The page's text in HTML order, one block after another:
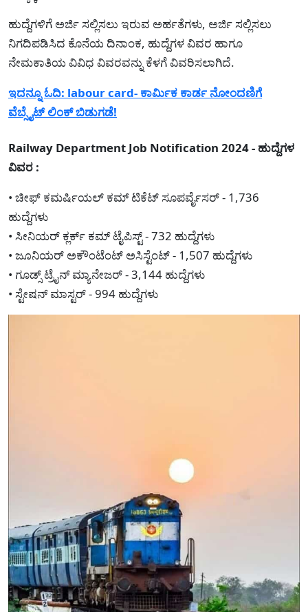
ಹುದ್ದೆಗಳಿಗೆ ಅರ್ಜಿ ಸಲ್ಲಿಸಲು ಇರುವ ಅರ್ಹತೆಗಳು, ಅರ್ಜಿ ಸಲ್ಲಿಸಲು
ನಿಗದಿಪಡಿಸಿದ ಕೊನೆಯ ದಿನಾಂಕ, ಹುದ್ದೆಗಳ ವಿವರ ಹಾಗೂ
ನೇಮಕಾತಿಯ ವಿವಿಧ ವಿವರವನ್ನು ಕೆಳಗೆ ವಿವರಿಸಲಾಗಿದೆ.
ಇದನ್ನೂ ಓದಿ: labour card- ಕಾರ್ಮಿಕ ಕಾರ್ಡ ನೋಂದಣಿಗೆ
ವೆಬ್ಸೈಟ್ ಲಿಂಕ್ ಬಿಡುಗಡೆ!
Railway Department Job Notification 2024 - ಹುದ್ದೆಗಳ
ವಿವರ :
• ಚೀಫ್ ಕಮರ್ಷಿಯಲ್ ಕಮ್ ಟಿಕೆಟ್ ಸೂಪರ್ವೈಸರ್ - 1,736
ಹುದ್ದೆಗಳು
• ಸೀನಿಯರ್ ಕ್ಲರ್ಕ್ ಕಮ್ ಟೈಪಿಸ್ಟ್ - 732 ಹುದ್ದೆಗಳು
• ಜೂನಿಯರ್ ಅಕೌಂಟೆಂಟ್ ಅಸಿಸ್ಟೆಂಟ್ - 1,507 ಹುದ್ದೆಗಳು
• ಗೂಡ್ಸ್ ಟ್ರೈನ್ ಮ್ಯಾನೇಜರ್ - 3,144 ಹುದ್ದೆಗಳು
• ಸ್ಟೇಷನ್ ಮಾಸ್ಟರ್ - 994 ಹುದ್ದೆಗಳು